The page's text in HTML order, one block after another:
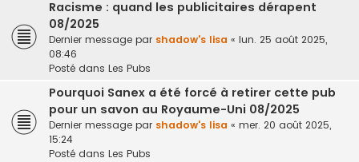
Racisme : quand les publicitaires dérapent
08/2025
Dernier message par shadow's lisa « lun. 25 août 2025,
08:46
Posté dans Les Pubs
Pourquoi Sanex a été forcé à retirer cette pub
pour un savon au Royaume-Uni 08/2025
Dernier message par shadow's lisa « mer. 20 août 2025,
15:24
Posté dans Les Pubs